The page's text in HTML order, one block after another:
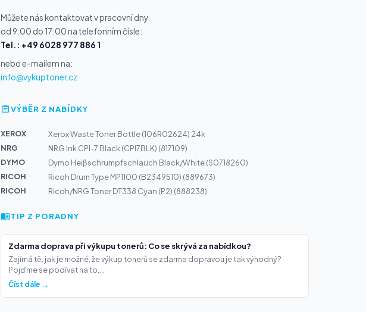
Můžete nás kontaktovat v pracovní dny
od 9:00 do 17:00 na telefonním čísle:
Tel.: +49 6028 977 886 1
nebo e-mailem na:
info@vykuptoner.cz
VÝBĚR Z NABÍDKY
XEROX
Xerox Waste Toner Bottle (106R02624) 24k
NRG
NRG Ink CPI-7 Black (CPI7BLK) (817109)
DYMO
Dymo Heißschrumpfschlauch Black/White (S0718260)
RICOH
Ricoh Drum Type MP1100 (B2349510) (889673)
RICOH
Ricoh/NRG Toner DT338 Cyan (P2) (888238)
TIP Z PORADNY
Zdarma doprava při výkupu tonerů: Co se skrývá za nabídkou?
Zajímá tě, jak je možné, že výkup tonerů se zdarma dopravou je tak výhodný?
Pojďme se podívat na to,...
Číst dále →